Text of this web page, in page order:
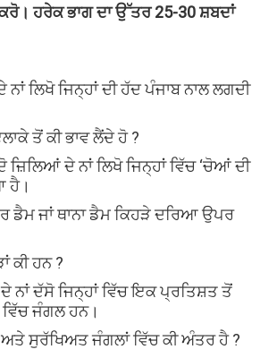
ਹਰੇਕ ਭਾਗ ਦਾ ਉੱਤਰ 25-30 ਸ਼ਬਦਾਂ
ਨਾਂ ਲਿਖੋ ਜਿਨ੍ਹਾਂ ਦੀ ਹੱਦ ਪੰਜਾਬ ਨਾਲ ਲਗਦੀ
ਤੋਂ ਕੀ ਭਾਵ ਲੈਂਦੇ ਹੋ ?
ਜ਼ਿਲਿਆਂ ਦੇ ਨਾਂ ਲਿਖੋ ਜਿਨ੍ਹਾਂ ਵਿੱਚ ‘ਚੋਆਂ ਦੀ
ਹੈ।
ਡੈਮ ਜਾਂ ਥਾਨਾ ਡੈਮ ਕਿਹੜੇ ਦਰਿਆ ਉਪਰ
ਕੀ ਹਨ ?
ਨਾਂ ਦੱਸੋ ਜਿਨ੍ਹਾਂ ਵਿੱਚ ਇਕ ਪ੍ਰਤਿਸ਼ਤ ਤੋਂ
ਜੰਗਲ ਹਨ।
ਅਤੇ ਸੁਰੱਖਿਅਤ ਜੰਗਲਾਂ ਵਿੱਚ ਕੀ ਅੰਤਰ ਹੈ ?